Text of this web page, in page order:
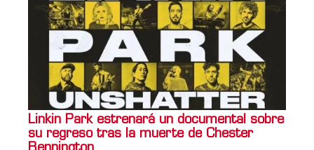
Linkin Park estrenará un documental sobre
su regreso tras la muerte de Chester